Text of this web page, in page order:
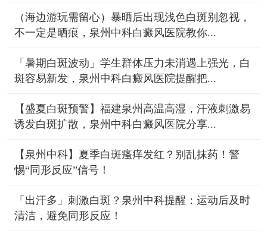
（海边游玩需留心）暴晒后出现浅色白斑别忽视，
不一定是晒痕，泉州中科白癜风医院教你...
「暑期白斑波动」学生群体压力未消遇上强光，白
斑容易新发，泉州中科白癜风医院提醒把...
【盛夏白斑预警】福建泉州高温高湿，汗液刺激易
诱发白斑扩散，泉州中科白癜风医院分享...
【泉州中科】夏季白斑瘙痒发红？别乱抹药！警
惕“同形反应”信号！
「出汗多」刺激白斑？泉州中科提醒：运动后及时
清洁，避免同形反应！